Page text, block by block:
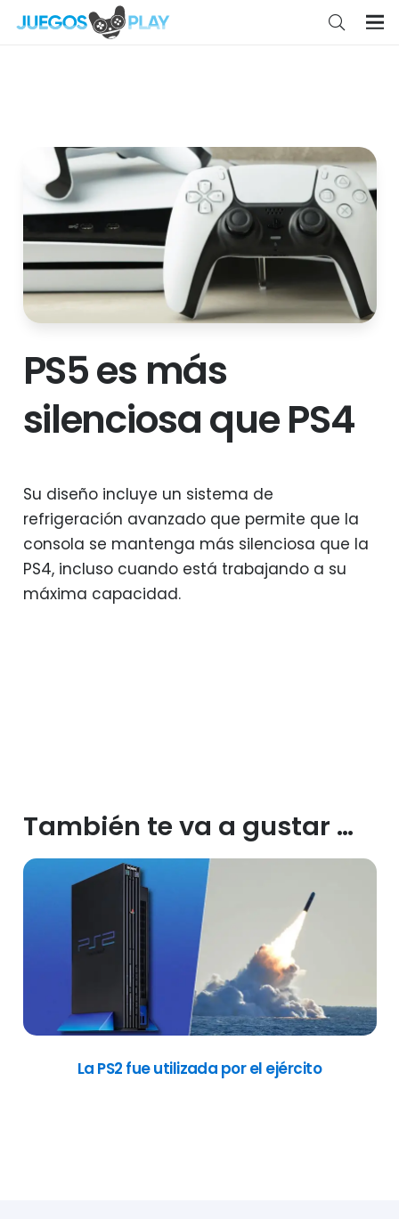
PS5 es más
silenciosa que PS4
Su diseño incluye un sistema de
refrigeración avanzado que permite que la
consola se mantenga más silenciosa que la
PS4, incluso cuando está trabajando a su
máxima capacidad.
También te va a gustar …
La PS2 fue utilizada por el ejército